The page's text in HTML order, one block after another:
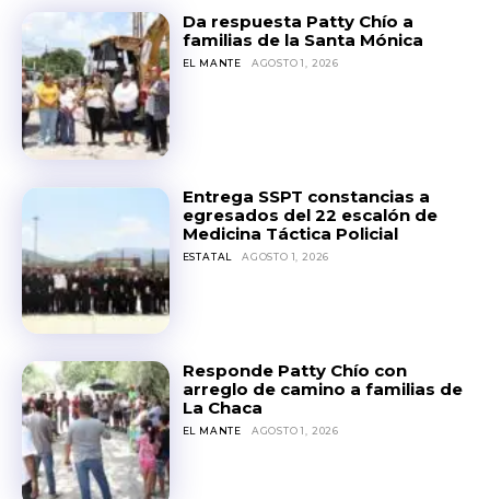
Da respuesta Patty Chío a
familias de la Santa Mónica
EL MANTE AGOSTO 1, 2026
Entrega SSPT constancias a
egresados del 22 escalón de
Medicina Táctica Policial
ESTATAL AGOSTO 1, 2026
Responde Patty Chío con
arreglo de camino a familias de
La Chaca
EL MANTE AGOSTO 1, 2026